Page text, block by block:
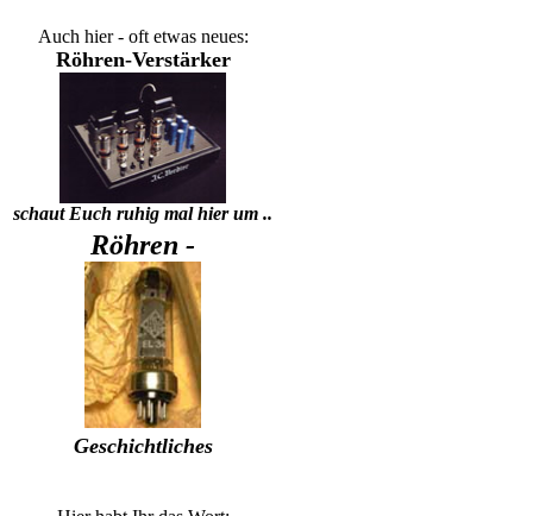
Auch hier - oft etwas neues:
Röhren-Verstärker
schaut Euch ruhig mal hier um ..
Röhren -
Geschichtliches